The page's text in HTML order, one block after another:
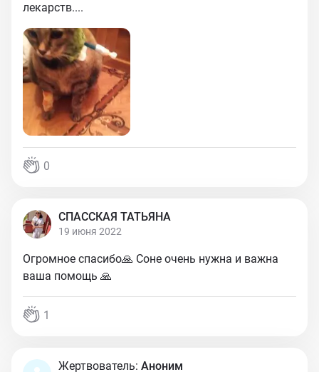
лекарств....
0
СПАССКАЯ ТАТЬЯНА
19 июня 2022
Огромное спасибо🙏 Соне очень нужна и важна
ваша помощь 🙏
1
Жертвователь: Аноним